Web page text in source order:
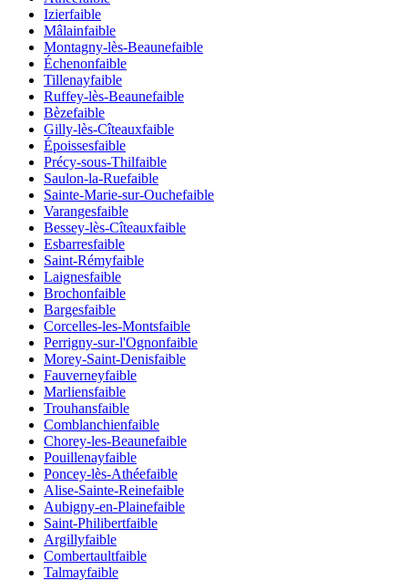
Izierfaible
Mâlainfaible
Montagny-lès-Beaunefaible
Échenonfaible
Tillenayfaible
Ruffey-lès-Beaunefaible
Bèzefaible
Gilly-lès-Cîteauxfaible
Époissesfaible
Précy-sous-Thilfaible
Saulon-la-Ruefaible
Sainte-Marie-sur-Ouchefaible
Varangesfaible
Bessey-lès-Cîteauxfaible
Esbarresfaible
Saint-Rémyfaible
Laignesfaible
Brochonfaible
Bargesfaible
Corcelles-les-Montsfaible
Perrigny-sur-l'Ognonfaible
Morey-Saint-Denisfaible
Fauverneyfaible
Marliensfaible
Trouhansfaible
Comblanchienfaible
Chorey-les-Beaunefaible
Pouillenayfaible
Poncey-lès-Athéefaible
Alise-Sainte-Reinefaible
Aubigny-en-Plainefaible
Saint-Philibertfaible
Argillyfaible
Combertaultfaible
Talmayfaible